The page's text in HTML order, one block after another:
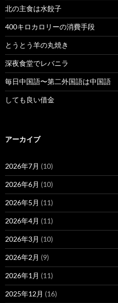
北の主食は水餃子
400キロカロリーの消費手段
とうとう羊の丸焼き
深夜食堂でレバニラ
毎日中国語〜第二外国語は中国語
しても良い借金
アーカイブ
2026年7月 (10)
2026年6月 (10)
2026年5月 (11)
2026年4月 (11)
2026年3月 (10)
2026年2月 (9)
2026年1月 (11)
2025年12月 (16)